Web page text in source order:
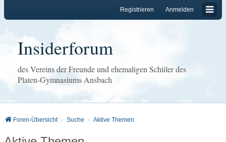
Anmelden
Registrieren
Insiderforum
des Vereins der Freunde und ehemaligen Schüler des
Platen-Gymnasiums Ansbach
Foren-Übersicht Suche Aktive Themen